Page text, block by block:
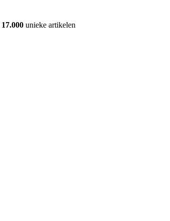
17.000 unieke artikelen